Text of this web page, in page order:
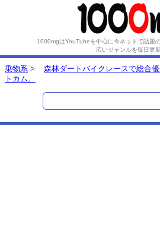
1000mgはYouTubeを中心に今ネットで話題
広いジャンルを毎日更新
乗物系 >
森林ダートバイクレースで総合
トカム。